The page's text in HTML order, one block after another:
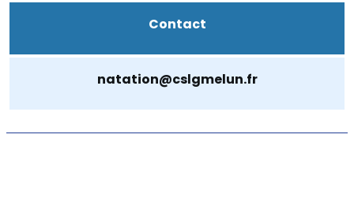
Contact
natation@cslgmelun.fr